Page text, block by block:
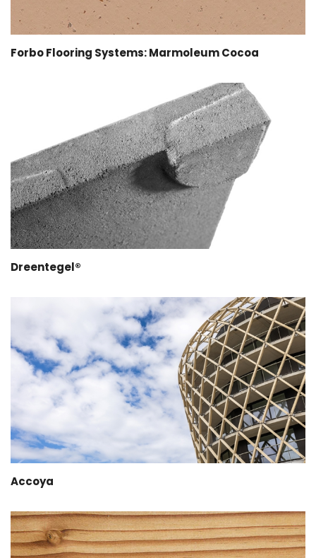
Forbo Flooring Systems: Marmoleum Cocoa
Dreentegel®
Accoya